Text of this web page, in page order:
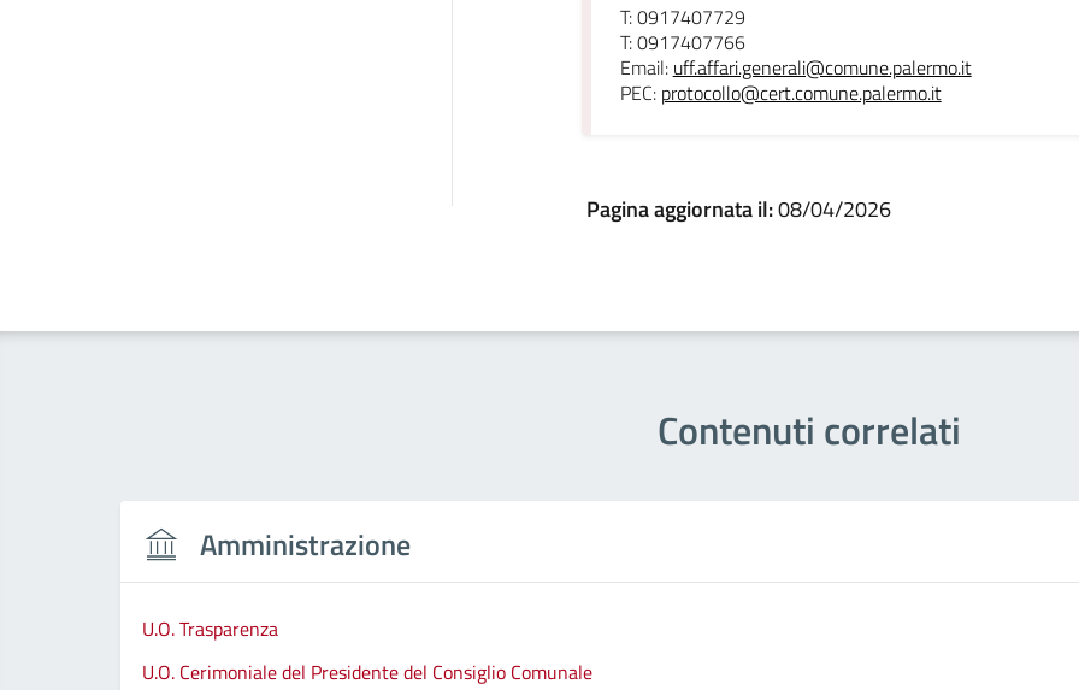
T: 0917407729
T: 0917407766
Email: uff.affari.generali@comune.palermo.it
PEC: protocollo@cert.comune.palermo.it
Pagina aggiornata il:08/04/2026
Contenuti correlati
Amministrazione
U.O. Trasparenza
U.O. Cerimoniale del Presidente del Consiglio Comunale